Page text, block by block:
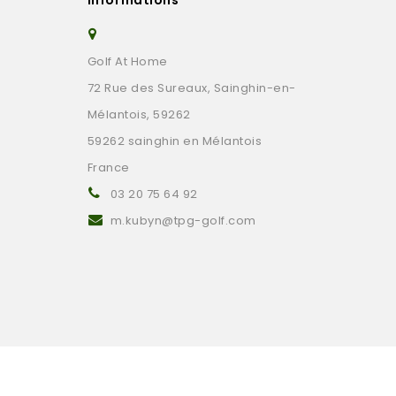
Golf At Home
72 Rue des Sureaux, Sainghin-en-
Mélantois, 59262
59262 sainghin en Mélantois
France
03 20 75 64 92
m.kubyn@tpg-golf.com